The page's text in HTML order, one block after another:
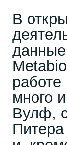
В
данные
много
Вулф,